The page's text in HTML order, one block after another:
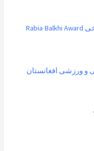
فورم رای دهی برنامه اهدا جوایز رابعه بلخی Rabia Balkhi Award
و ورزشی افغانستان